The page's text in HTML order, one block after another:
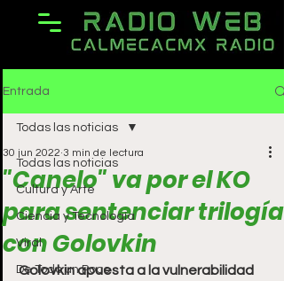
Entrada
Todas las noticias
Cultura y Arte
Ciencia y Tecnología
Viral
De Todo un Poco
Todas las noticias
"Canelo" va por el KO
para sentenciar trilogía
con Golovkin
30 jun 2022 3 min de lectura
Golovkin apuesta a la vulnerabilidad